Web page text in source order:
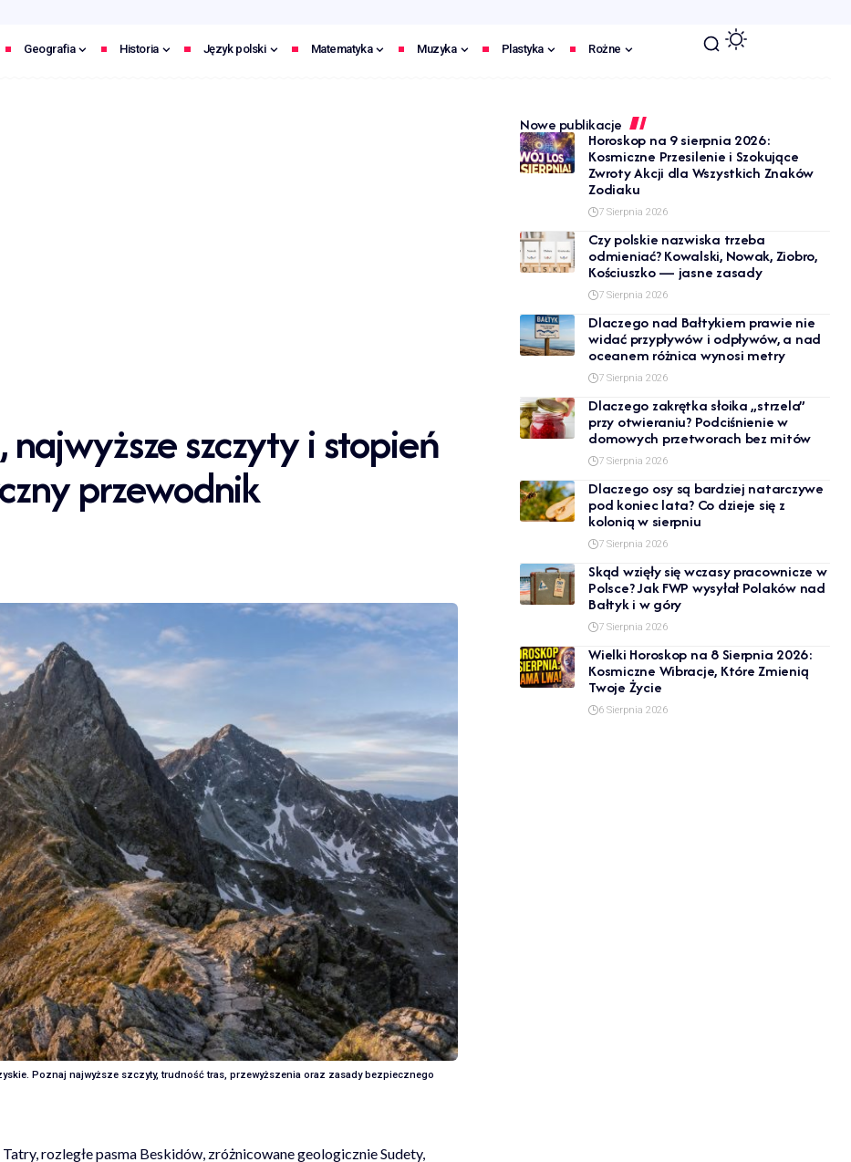
Geografia Historia Język polski Matematyka Muzyka Plastyka Rożne
szczyty i stopień
przewodnik
Poznaj najwyższe szczyty, trudność tras, przewyższenia oraz zasady bezpiecznego
rozległe pasma Beskidów, zróżnicowane geologicznie Sudety,
Nowe publikacje
Horoskop na 9 sierpnia 2026:
Kosmiczne Przesilenie i Szokujące
Zwroty Akcji dla Wszystkich Znaków
Zodiaku
7 Sierpnia 2026
Czy polskie nazwiska trzeba
odmieniać? Kowalski, Nowak, Ziobro,
Kościuszko — jasne zasady
7 Sierpnia 2026
Dlaczego nad Bałtykiem prawie nie
widać przypływów i odpływów, a nad
oceanem różnica wynosi metry
7 Sierpnia 2026
Dlaczego zakrętka słoika „strzela”
przy otwieraniu? Podciśnienie w
domowych przetworach bez mitów
7 Sierpnia 2026
Dlaczego osy są bardziej natarczywe
pod koniec lata? Co dzieje się z
kolonią w sierpniu
7 Sierpnia 2026
Skąd wzięły się wczasy pracownicze w
Polsce? Jak FWP wysyłał Polaków nad
Bałtyk i w góry
7 Sierpnia 2026
Wielki Horoskop na 8 Sierpnia 2026:
Kosmiczne Wibracje, Które Zmienią
Twoje Życie
6 Sierpnia 2026